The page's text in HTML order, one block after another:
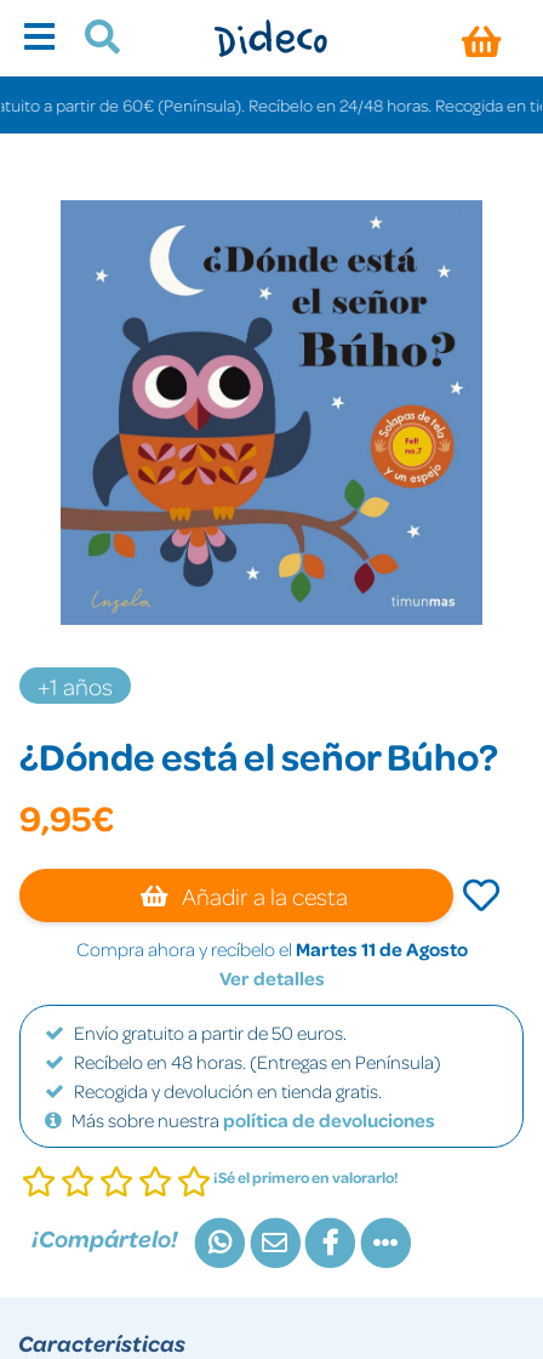
partir de 60€ (Península). Recíbelo en 24/48 horas. Recogida en
+1 años
¿Dónde está el señor Búho?
9,95€
Añadir a la cesta
Compra ahora y recíbelo el Martes 11 de Agosto
Ver detalles
Envío gratuito a partir de 50 euros.
Recíbelo en 48 horas. (Entregas en Península)
Recogida y devolución en tienda gratis.
Más sobre nuestra política de devoluciones
¡Sé el primero en valorarlo!
¡Compártelo!
Características